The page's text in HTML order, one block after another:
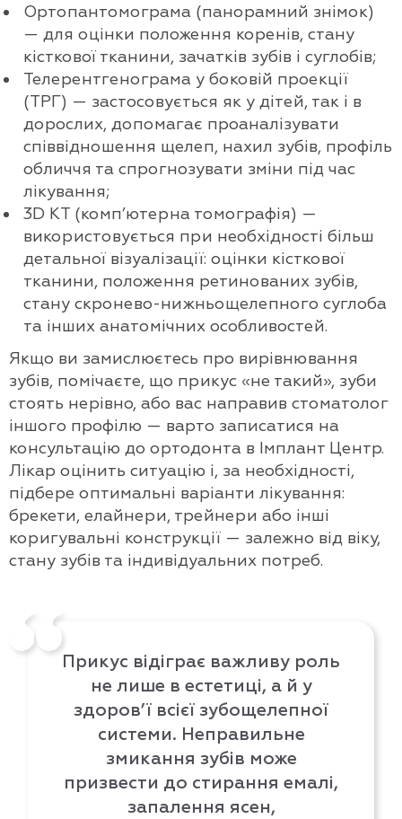
Ортопантомограма (панорамний знімок)
— для оцінки положення коренів, стану
кісткової тканини, зачатків зубів і суглобів;
Телерентгенограма у боковій проекції
(ТРГ) — застосовується як у дітей, так і в
дорослих, допомагає проаналізувати
співвідношення щелеп, нахил зубів, профіль
обличчя та спрогнозувати зміни під час
лікування;
3D КТ (комп’ютерна томографія) —
використовується при необхідності більш
детальної візуалізації: оцінки кісткової
тканини, положення ретинованих зубів,
стану скронево-нижньощелепного суглоба
та інших анатомічних особливостей.
Якщо ви замислюєтесь про вирівнювання
зубів, помічаєте, що прикус «не такий», зуби
стоять нерівно, або вас направив стоматолог
іншого профілю — варто записатися на
консультацію до ортодонта в Імплант Центр.
Лікар оцінить ситуацію і, за необхідності,
підбере оптимальні варіанти лікування:
брекети, елайнери, трейнери або інші
коригувальні конструкції — залежно від віку,
стану зубів та індивідуальних потреб.
Прикус відіграє важливу роль
не лише в естетиці, а й у
здоров’ї всієї зубощелепної
системи. Неправильне
змикання зубів може
призвести до стирання емалі,
запалення ясен,